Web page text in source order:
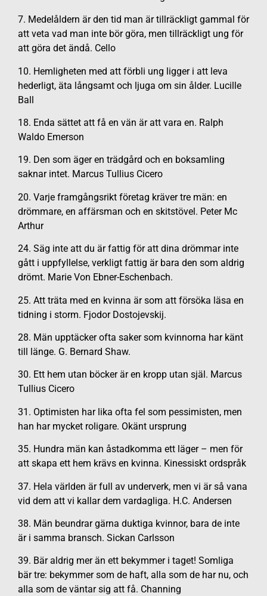
7. Medelåldern är den tid man är tillräckligt gammal för
att veta vad man inte bör göra, men tillräckligt ung för
att göra det ändå. Cello
10. Hemligheten med att förbli ung ligger i att leva
hederligt, äta långsamt och ljuga om sin ålder. Lucille
Ball
18. Enda sättet att få en vän är att vara en. Ralph
Waldo Emerson
19. Den som äger en trädgård och en boksamling
saknar intet. Marcus Tullius Cicero
20. Varje framgångsrikt företag kräver tre män: en
drömmare, en affärsman och en skitstövel. Peter Mc
Arthur
24. Säg inte att du är fattig för att dina drömmar inte
gått i uppfyllelse, verkligt fattig är bara den som aldrig
drömt. Marie Von Ebner-Eschenbach.
25. Att träta med en kvinna är som att försöka läsa en
tidning i storm. Fjodor Dostojevskij.
28. Män upptäcker ofta saker som kvinnorna har känt
till länge. G. Bernard Shaw.
30. Ett hem utan böcker är en kropp utan själ. Marcus
Tullius Cicero
31. Optimisten har lika ofta fel som pessimisten, men
han har mycket roligare. Okänt ursprung
35. Hundra män kan åstadkomma ett läger – men för
att skapa ett hem krävs en kvinna. Kinessiskt ordspråk
37. Hela världen är full av underverk, men vi är så vana
vid dem att vi kallar dem vardagliga. H.C. Andersen
38. Män beundrar gärna duktiga kvinnor, bara de inte
är i samma bransch. Sickan Carlsson
39. Bär aldrig mer än ett bekymmer i taget! Somliga
bär tre: bekymmer som de haft, alla som de har nu, och
alla som de väntar sig att få. Channing